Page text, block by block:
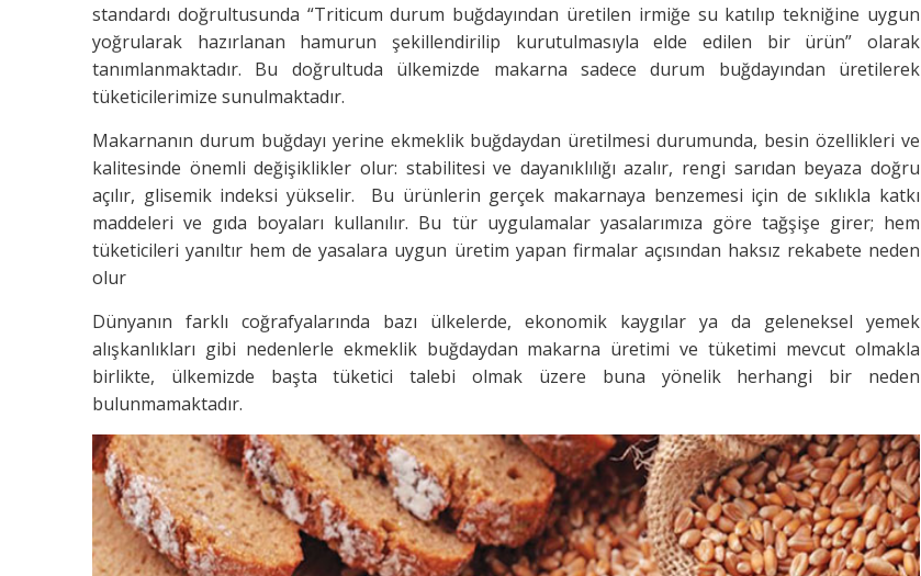
standardı doğrultusunda “Triticum durum buğdayından üretilen irmiğe su katılıp tekniğine uygun
yoğrularak hazırlanan hamurun şekillendirilip kurutulmasıyla elde edilen bir ürün” olarak
tanımlanmaktadır. Bu doğrultuda ülkemizde makarna sadece durum buğdayından üretilerek
tüketicilerimize sunulmaktadır.
Makarnanın durum buğdayı yerine ekmeklik buğdaydan üretilmesi durumunda, besin özellikleri ve
kalitesinde önemli değişiklikler olur: stabilitesi ve dayanıklılığı azalır, rengi sarıdan beyaza doğru
açılır, glisemik indeksi yükselir. Bu ürünlerin gerçek makarnaya benzemesi için de sıklıkla katkı
maddeleri ve gıda boyaları kullanılır. Bu tür uygulamalar yasalarımıza göre tağşişe girer; hem
tüketicileri yanıltır hem de yasalara uygun üretim yapan firmalar açısından haksız rekabete neden
olur
Dünyanın farklı coğrafyalarında bazı ülkelerde, ekonomik kaygılar ya da geleneksel yemek
alışkanlıkları gibi nedenlerle ekmeklik buğdaydan makarna üretimi ve tüketimi mevcut olmakla
birlikte, ülkemizde başta tüketici talebi olmak üzere buna yönelik herhangi bir neden
bulunmamaktadır.